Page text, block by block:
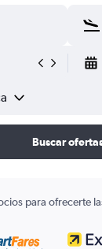
Buscar
para ofrecerte